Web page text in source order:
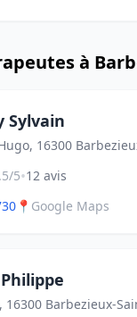
à
Sylvain
16300
5•12 avis
📍 Google Maps
16300 Barbezieux-